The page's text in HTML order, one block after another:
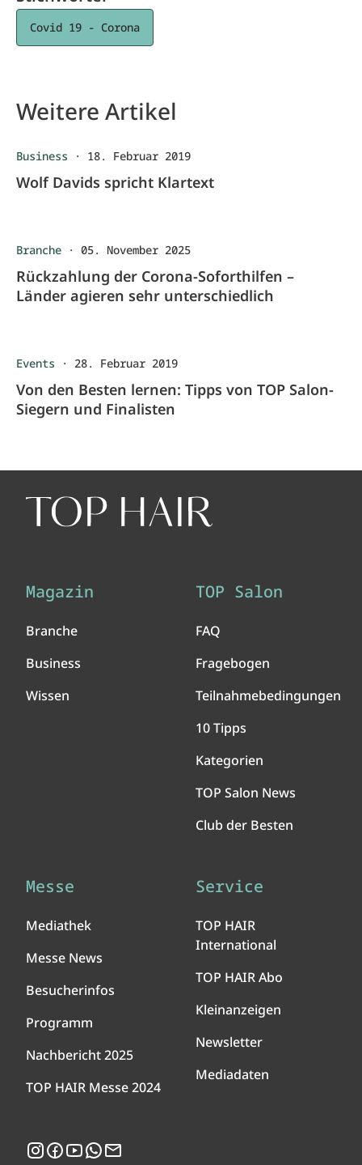
Covid 19 - Corona
Weitere Artikel
Business · 18. Februar 2019
Wolf Davids spricht Klartext
Branche · 05. November 2025
Rückzahlung der Corona-Soforthilfen –
Länder agieren sehr unterschiedlich
Events · 28. Februar 2019
Von den Besten lernen: Tipps von TOP Salon-
Siegern und Finalisten
Magazin
Branche
Business
Wissen
TOP Salon
FAQ
Fragebogen
Teilnahmebedingungen
10 Tipps
Kategorien
TOP Salon News
Club der Besten
Messe
Mediathek
Messe News
Besucherinfos
Programm
Nachbericht 2025
TOP HAIR Messe 2024
Service
TOP HAIR
International
TOP HAIR Abo
Kleinanzeigen
Newsletter
Mediadaten
Instagram
Facebook
YouTubeWhatsApp